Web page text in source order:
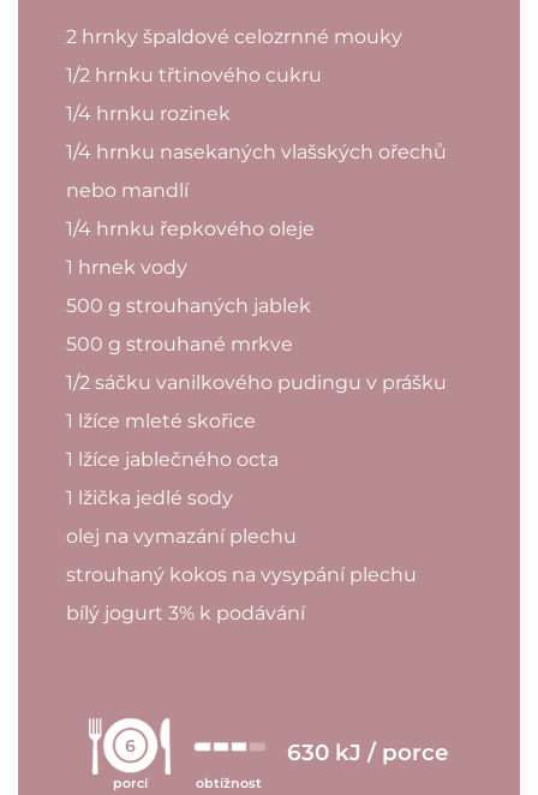
2 hrnky špaldové celozrnné mouky
1/2 hrnku třtinového cukru
1/4 hrnku rozinek
1/4 hrnku nasekaných vlašských ořechů
nebo mandlí
1/4 hrnku řepkového oleje
1 hrnek vody
500 g strouhaných jablek
500 g strouhané mrkve
1/2 sáčku vanilkového pudingu v prášku
1 lžíce mleté skořice
1 lžíce jablečného octa
1 lžička jedlé sody
olej na vymazání plechu
strouhaný kokos na vysypání plechu
bílý jogurt 3% k podávání
6
porcí obtížnost
630 kJ / porce